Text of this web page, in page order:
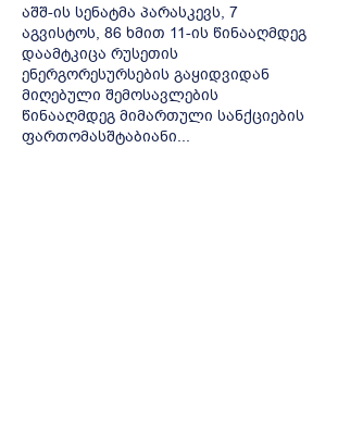
აშშ-ის სენატმა პარასკევს, 7
აგვისტოს, 86 ხმით 11-ის წინააღმდეგ
დაამტკიცა რუსეთის
ენერგორესურსების გაყიდვიდან
მიღებული შემოსავლების
წინააღმდეგ მიმართული სანქციების
ფართომასშტაბიანი...